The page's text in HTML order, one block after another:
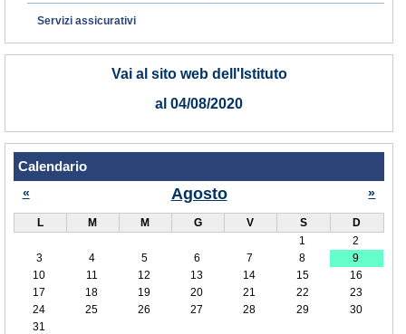
Servizi assicurativi
Vai al sito web dell'Istituto
al 04/08/2020
Calendario
Agosto
« »
L M M G V S
D
1
2
3
4 5 6 7 8
9
10
11 12 13 14 15
16
17
18 19 20 21 22
23
24
25 26 27 28 29
30
31